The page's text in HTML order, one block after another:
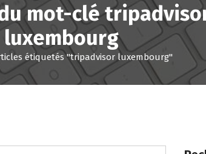
mot-clé
luxembourg
étiquetés "tripadvisor luxembourg"